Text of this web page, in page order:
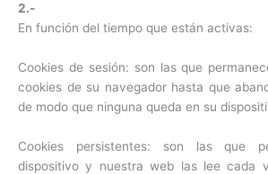
2.-
En función del tiempo que están activas:
Cookies de sesión: son las que
cookies de su navegador hasta que
de modo que ninguna queda en su
Cookies persistentes: son las que
dispositivo y nuestra web las lee cada